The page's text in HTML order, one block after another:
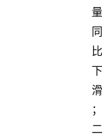
量
同
比
下
滑
；
二